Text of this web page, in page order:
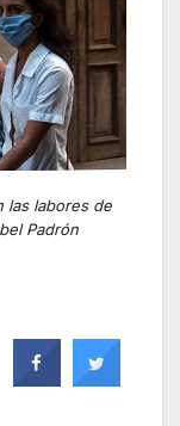
las labores de
Padrón